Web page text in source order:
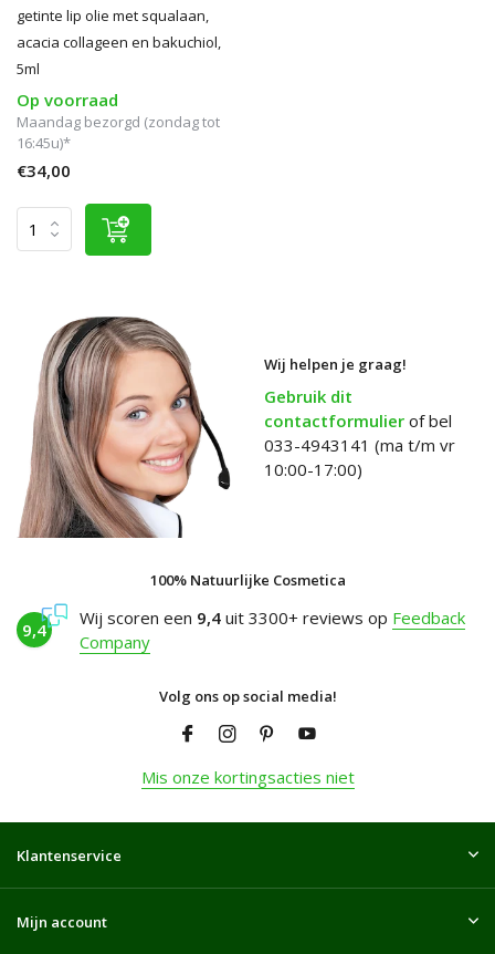
getinte lip olie met squalaan,
acacia collageen en bakuchiol,
5ml
Op voorraad
Maandag bezorgd (zondag tot
16:45u)*
€34,00
Wij helpen je graag!
Gebruik dit
contactformulier of bel
033-4943141 (ma t/m vr
10:00-17:00)
100% Natuurlijke Cosmetica
9,4
Wij scoren een 9,4 uit 3300+ reviews op Feedback
Company
Volg ons op social media!
Mis onze kortingsacties niet
Klantenservice
Mijn account